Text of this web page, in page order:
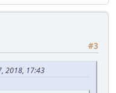
#3
2018, 17:43